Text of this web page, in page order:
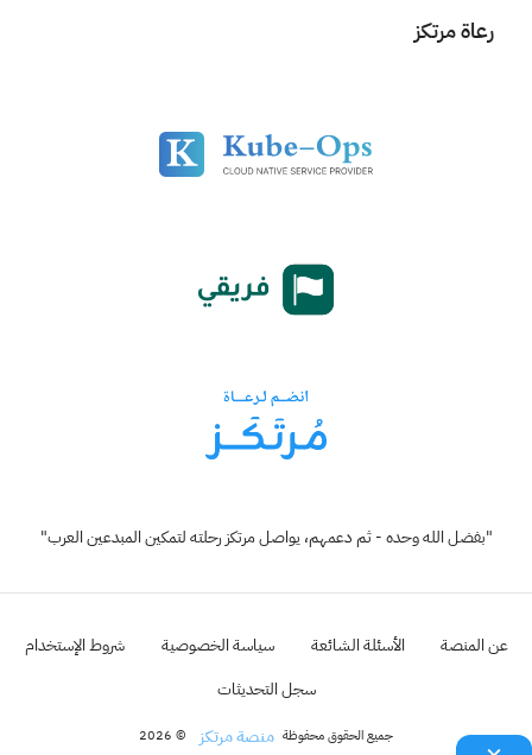
رعاة مرتكز
"بفضل الله وحده - ثم دعمهم، يواصل مرتكز رحلته لتمكين المبدعين العرب"
عن المنصة الأسئلة الشائعة سياسة الخصوصية
شروط الإستخدام
سجل التحديثات
جميع الحقوق محفوظة منصة مرتكز © 2026